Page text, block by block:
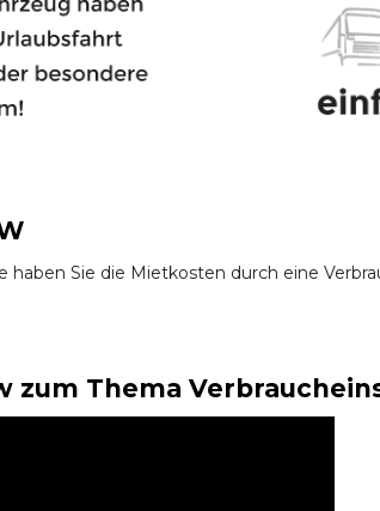
haben Sie die Mietkosten durch eine
zum Thema